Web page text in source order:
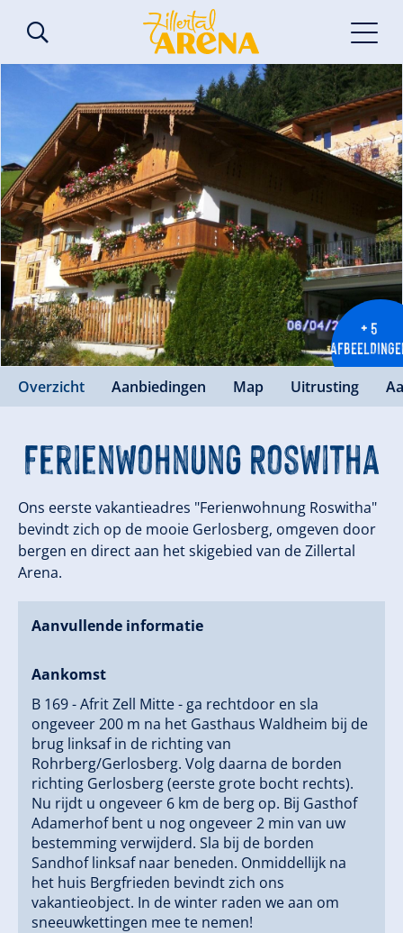
+ 5
Overzicht Aanbiedingen Map Uitrusting
Ferienwohnung Roswitha
Ons eerste vakantieadres "Ferienwohnung Roswitha"
bevindt zich op de mooie Gerlosberg, omgeven door
bergen en direct aan het skigebied van de Zillertal
Arena.
Aanvullende informatie
Aankomst
B 169 - Afrit Zell Mitte - ga rechtdoor en sla
ongeveer 200 m na het Gasthaus Waldheim bij de
brug linksaf in de richting van
Rohrberg/Gerlosberg. Volg daarna de borden
richting Gerlosberg (eerste grote bocht rechts).
Nu rijdt u ongeveer 6 km de berg op. Bij Gasthof
Adamerhof bent u nog ongeveer 2 min van uw
bestemming verwijderd. Sla bij de borden
Sandhof linksaf naar beneden. Onmiddellijk na
het huis Bergfrieden bevindt zich ons
vakantieobject. In de winter raden we aan om
sneeuwkettingen mee te nemen!